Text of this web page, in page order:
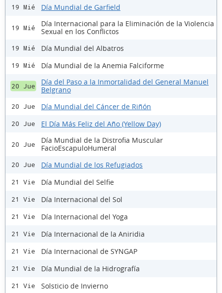
19 Mié Día Mundial de Garfield
19 Mié
Día Internacional para la Eliminación de la Violencia
Sexual en los Conflictos
19 Mié Día Mundial del Albatros
19 Mié Día Mundial de la Anemia Falciforme
20 Jue
Día del Paso a la Inmortalidad del General Manuel
Belgrano
20 Jue Día Mundial del Cáncer de Riñón
20 Jue El Día Más Feliz del Año (Yellow Day)
20 Jue
Día Mundial de la Distrofia Muscular
FacioEscapuloHumeral
20 Jue Día Mundial de los Refugiados
21 Vie Día Mundial del Selfie
21 Vie Día Internacional del Sol
21 Vie Día Internacional del Yoga
21 Vie Día Internacional de la Aniridia
21 Vie Día Internacional de SYNGAP
21 Vie Día Mundial de la Hidrografía
21 Vie Solsticio de Invierno